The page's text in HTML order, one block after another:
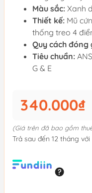
Màu sắc: Xanh
Thiết kế: Mũ
thống treo 4
Quy cách đóng
Tiêu chuẩn:
G & E
340.000₫
(Giá trên đã bao gồm
Trả sau đến 12 tháng với